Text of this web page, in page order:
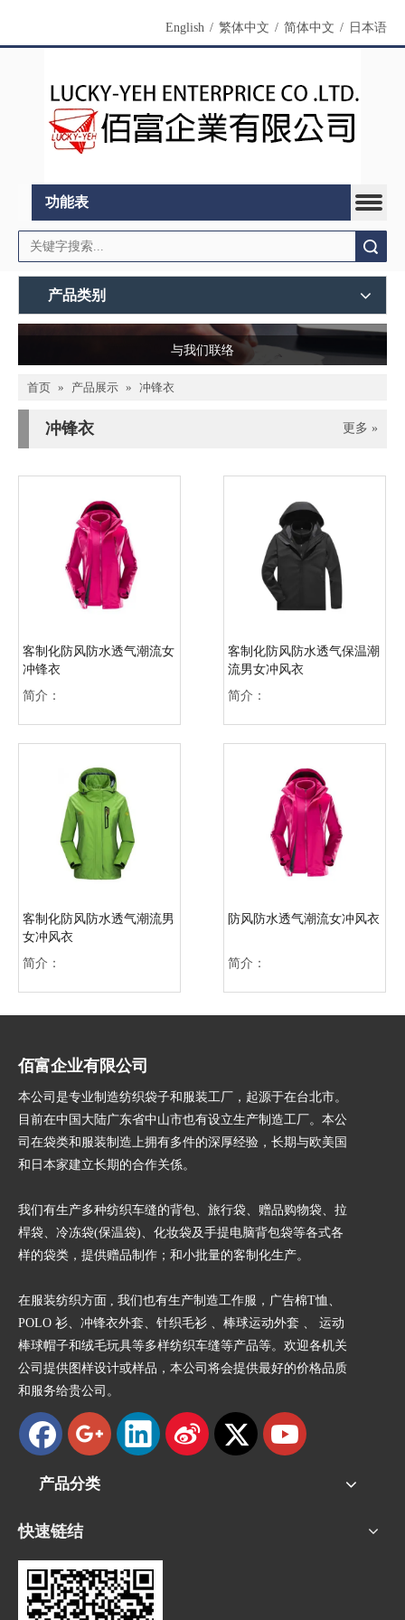
English / 繁体中文 / 简体中文 / 日本语
功能表
产品类别
与我们联络
首页 » 产品展示 » 冲锋衣
冲锋衣 更多 »
客制化防风防水透气潮流女
冲锋衣
简介：
客制化防风防水透气保温潮
流男女冲风衣
简介：
客制化防风防水透气潮流男
女冲风衣
简介：
防风防水透气潮流女冲风衣
简介：
佰富企业有限公司
本公司是专业制造纺织袋子和服装工厂，起源于在台北市。
目前在中国大陆广东省中山市也有设立生产制造工厂。本公
司在袋类和服装制造上拥有多件的深厚经验，长期与欧美国
和日本家建立长期的合作关係。
我们有生产多种纺织车缝的背包、旅行袋、赠品购物袋、拉
桿袋、冷冻袋(保温袋)、化妆袋及手提电脑背包袋等各式各
样的袋类，提供赠品制作；和小批量的客制化生产。
在服装纺织方面 , 我们也有生产制造工作服，广告棉T恤、
POLO 衫、冲锋衣外套、针织毛衫 、棒球运动外套 、 运动
棒球帽子和绒毛玩具等多样纺织车缝等产品等。欢迎各机关
公司提供图样设计或样品，本公司将会提供最好的价格品质
和服务给贵公司。
产品分类
快速链结